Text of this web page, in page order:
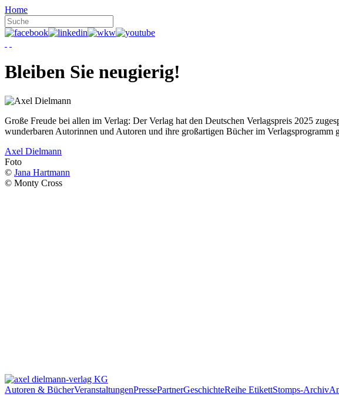
Home
Bleiben Sie neugierig!
Große Freude bei allen im Verlag: Der Verlag hat den Deutschen Verlagspreis 2025
wunderbaren Autorinnen und Autoren und ihre großartigen Bücher im
Axel Dielmann
Foto
© Jana Hartmann
© Monty Cross
Autoren & BücherVeranstaltungenPressePartnerGeschichteReihe EtikettStomps-Archiv